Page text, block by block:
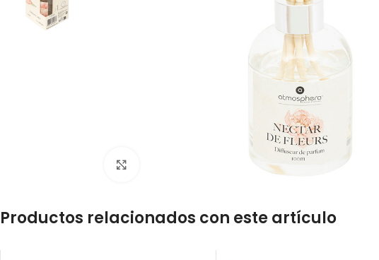
Productos relacionados con este artículo